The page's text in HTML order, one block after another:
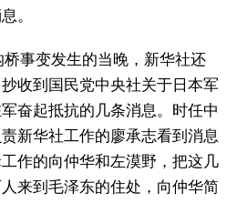
。
桥事变发生的当晚，新华社还
收到国民党中央社关于日本军
奋起抵抗的几条消息。时任中
新华社工作的廖承志看到消息
作的向仲华和左漠野，把这几
来到毛泽东的住处，向仲华简